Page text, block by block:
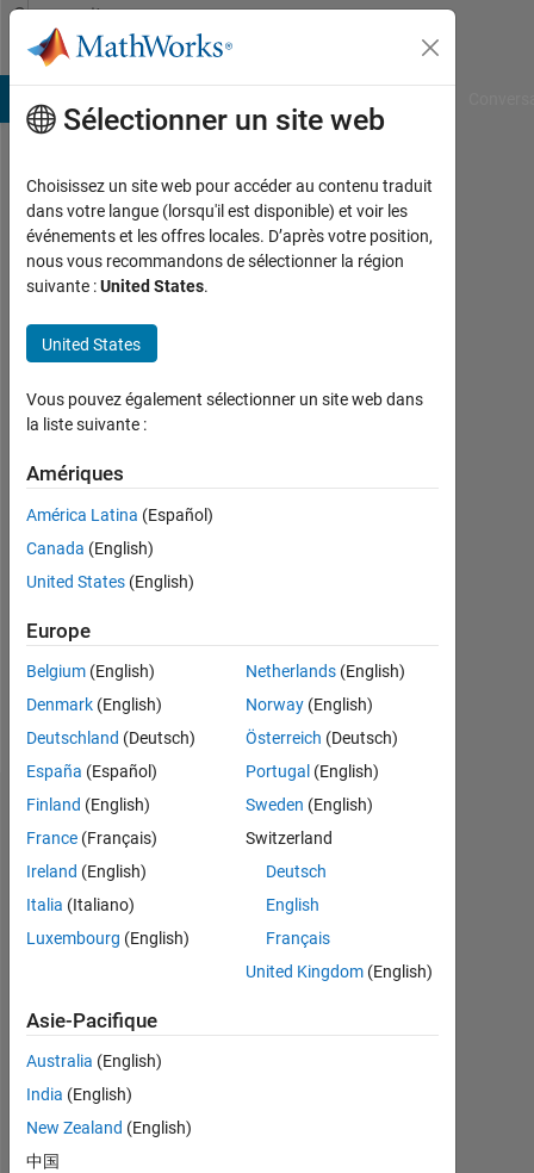
Passer au contenu
Community
Profile
Alan
Keenan
Last
4
mois
|
depuis
2020
Followers:
0
Follow
Tableau de bord
Statistiques
MATLAB Answers
CONTRIBUTIONS
Sélectionner un site web
Choisissez un site web pour accéder au contenu traduit
dans votre langue (lorsqu'il est disponible) et voir les
événements et les offres locales. D’après votre position,
nous vous recommandons de sélectionner la région
suivante :United States.
United States
Vous pouvez également sélectionner un site web dans
la liste suivante :
Amériques
América Latina (Español)
Canada (English)
United States (English)
Europe
Belgium (English)
Denmark (English)
Deutschland (Deutsch)
España (Español)
Finland (English)
France (Français)
Ireland (English)
Italia (Italiano)
Luxembourg (English)
Netherlands(English)
Norway(English)
Österreich (Deutsch)
Portugal (English)
Sweden (English)
Switzerland
Deutsch
English
Français
United Kingdom(English)
Asie-Pacifique
Australia (English)
India (English)
New Zealand (English)
中国